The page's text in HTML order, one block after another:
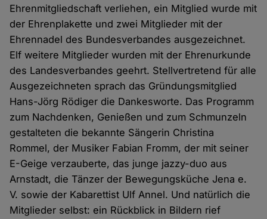
Ehrenmitgliedschaft verliehen, ein Mitglied wurde mit
der Ehrenplakette und zwei Mitglieder mit der
Ehrennadel des Bundesverbandes ausgezeichnet.
Elf weitere Mitglieder wurden mit der Ehrenurkunde
des Landesverbandes geehrt. Stellvertretend für alle
Ausgezeichneten sprach das Gründungsmitglied
Hans-Jörg Rödiger die Dankesworte. Das Programm
zum Nachdenken, Genießen und zum Schmunzeln
gestalteten die bekannte Sängerin Christina
Rommel, der Musiker Fabian Fromm, der mit seiner
E-Geige verzauberte, das junge jazzy-duo aus
Arnstadt, die Tänzer der Bewegungsküche Jena e.
V. sowie der Kabarettist Ulf Annel. Und natürlich die
Mitglieder selbst: ein Rückblick in Bildern rief